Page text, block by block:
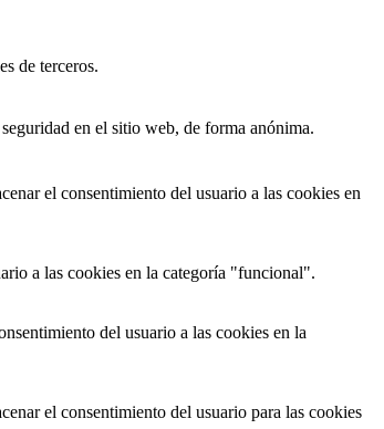
de terceros.
en el sitio web, de forma anónima.
el consentimiento del usuario a las cookies en
a las cookies en la categoría "funcional".
del usuario a las cookies en la
el consentimiento del usuario para las cookies